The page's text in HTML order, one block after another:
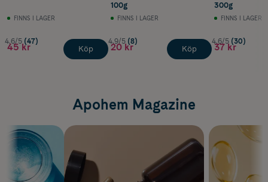
FINNS I LAGER
4.6/5 (47)
45 kr Köp
100g
FINNS I LAGER
4.9/5 (8)
20 kr Köp
300g
FINNS I LAGER
4.6/5 (30)
37 kr
Apohem Magazine